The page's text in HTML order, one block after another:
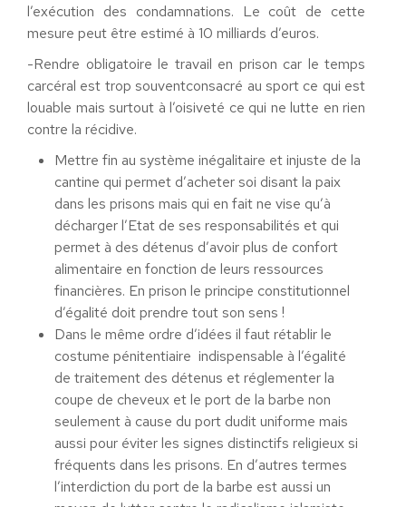
l’exécution des condamnations. Le coût de cette
mesure peut être estimé à 10 milliards d’euros.
-Rendre obligatoire le travail en prison car le temps
carcéral est trop souventconsacré au sport ce qui est
louable mais surtout à l’oisiveté ce qui ne lutte en rien
contre la récidive.
Mettre fin au système inégalitaire et injuste de la
cantine qui permet d’acheter soi disant la paix
dans les prisons mais qui en fait ne vise qu’à
décharger l’Etat de ses responsabilités et qui
permet à des détenus d’avoir plus de confort
alimentaire en fonction de leurs ressources
financières. En prison le principe constitutionnel
d’égalité doit prendre tout son sens !
Dans le même ordre d’idées il faut rétablir le
costume pénitentiaire indispensable à l’égalité
de traitement des détenus et réglementer la
coupe de cheveux et le port de la barbe non
seulement à cause du port dudit uniforme mais
aussi pour éviter les signes distinctifs religieux si
fréquents dans les prisons. En d’autres termes
l’interdiction du port de la barbe est aussi un